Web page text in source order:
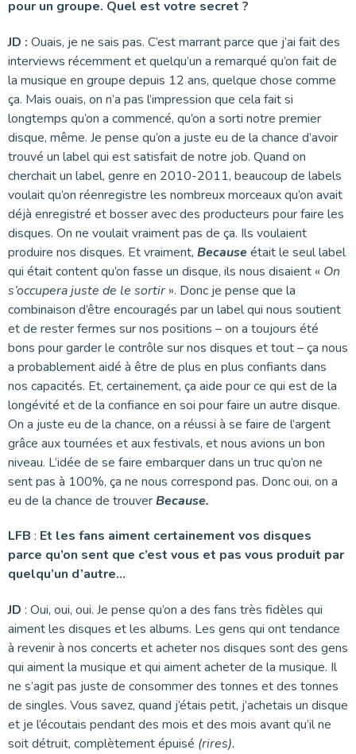
pour un groupe. Quel est votre secret ?
JD : Ouais, je ne sais pas. C’est marrant parce que j’ai fait des
interviews récemment et quelqu’un a remarqué qu’on fait de
la musique en groupe depuis 12 ans, quelque chose comme
ça. Mais ouais, on n’a pas l’impression que cela fait si
longtemps qu’on a commencé, qu’on a sorti notre premier
disque, même. Je pense qu’on a juste eu de la chance d’avoir
trouvé un label qui est satisfait de notre job. Quand on
cherchait un label, genre en 2010-2011, beaucoup de labels
voulait qu’on réenregistre les nombreux morceaux qu’on avait
déjà enregistré et bosser avec des producteurs pour faire les
disques. On ne voulait vraiment pas de ça. Ils voulaient
produire nos disques. Et vraiment, Becauseétait le seul label
qui était content qu’on fasse un disque, ils nous disaient « On
s’occupera juste de le sortir ». Donc je pense que la
combinaison d’être encouragés par un label qui nous soutient
et de rester fermes sur nos positions – on a toujours été
bons pour garder le contrôle sur nos disques et tout – ça nous
a probablement aidé à être de plus en plus confiants dans
nos capacités. Et, certainement, ça aide pour ce qui est de la
longévité et de la confiance en soi pour faire un autre disque.
On a juste eu de la chance, on a réussi à se faire de l’argent
grâce aux tournées et aux festivals, et nous avions un bon
niveau. L’idée de se faire embarquer dans un truc qu’on ne
sent pas à 100%, ça ne nous correspond pas. Donc oui, on a
eu de la chance de trouverBecause.
LFB : Et les fans aiment certainement vos disques
parce qu’on sent que c’est vous et pas vous produit par
quelqu’un d’autre…
JD : Oui, oui, oui. Je pense qu’on a des fans très fidèles qui
aiment les disques et les albums. Les gens qui ont tendance
à revenir à nos concerts et acheter nos disques sont des gens
qui aiment la musique et qui aiment acheter de la musique. Il
ne s’agit pas juste de consommer des tonnes et des tonnes
de singles. Vous savez, quand j’étais petit, j’achetais un disque
et je l’écoutais pendant des mois et des mois avant qu’il ne
soit détruit, complètement épuisé (rires).